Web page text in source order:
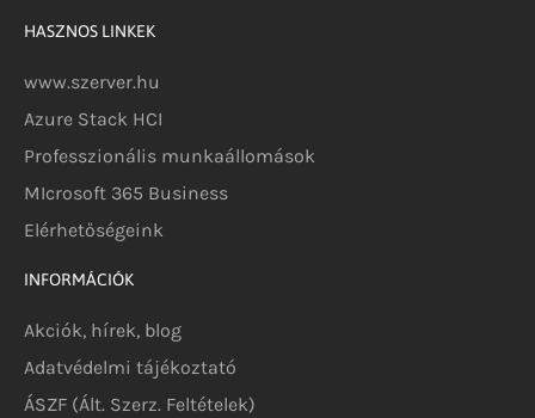
HASZNOS LINKEK
www.szerver.hu
Azure Stack HCI
Professzionális munkaállomások
MIcrosoft 365 Business
Elérhetőségeink
INFORMÁCIÓK
Akciók, hírek, blog
Adatvédelmi tájékoztató
ÁSZF (Ált. Szerz. Feltételek)